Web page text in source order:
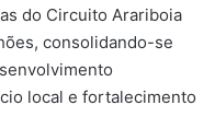
do Circuito Arariboia
consolidando-se
local e fortalecimento